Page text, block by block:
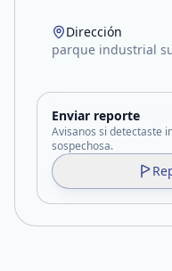
Dirección
parque industrial
Enviar reporte
Avisanos si detectaste
sospechosa.